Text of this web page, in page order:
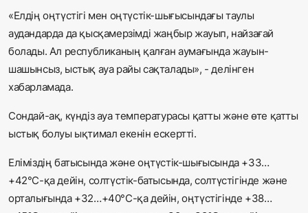
«Елдің оңтүстігі мен оңтүстік-шығысындағы таулы
аудандарда да қысқамерзімді жаңбыр жауып, найзағай
болады. Ал республиканың қалған аумағында жауын-
шашынсыз, ыстық ауа райы сақталады», - делінген
хабарламада.
Сондай-ақ, күндіз ауа температурасы қатты және өте қатты
ыстық болуы ықтимал екенін ескертті.
Еліміздің батысында және оңтүстік-шығысында +33…
+42°С-қа дейін, солтүстік-батысында, солтүстігінде және
орталығында +32…+40°С-қа дейін, оңтүстігінде +38…